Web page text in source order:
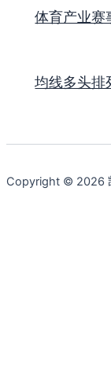
体育产业赛
均线多头排
Copyright © 2026